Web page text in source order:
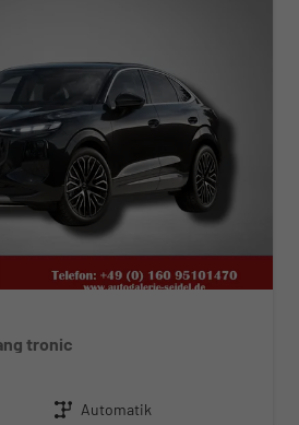
tronic
Getriebe Automatik